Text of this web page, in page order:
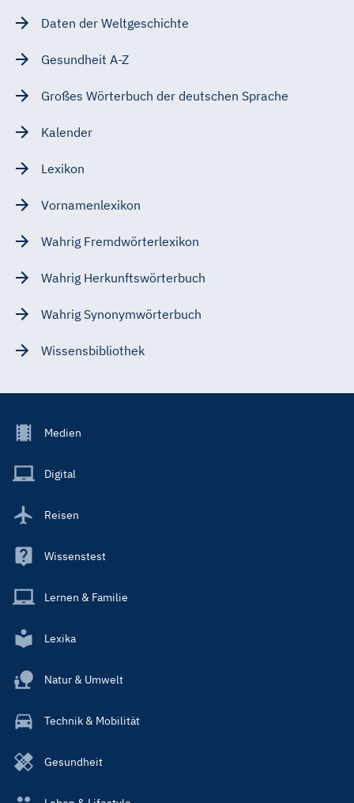
Daten der Weltgeschichte
Gesundheit A-Z
Großes Wörterbuch der deutschen Sprache
Kalender
Lexikon
Vornamenlexikon
Wahrig Fremdwörterlexikon
Wahrig Herkunftswörterbuch
Wahrig Synonymwörterbuch
Wissensbibliothek
Footer
Main
Medien
Digital
Reisen
Wissenstest
Lernen & Familie
Lexika
Natur & Umwelt
Technik & Mobilität
Gesundheit